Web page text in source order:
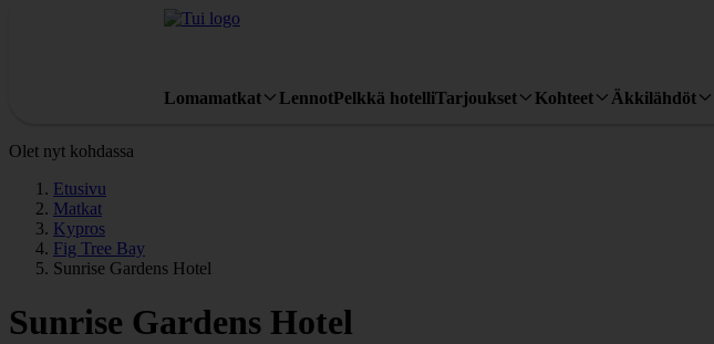
Lomamatkat LennotPelkkä hotelliTarjoukset Kohteet Äkkilähdöt
Olet nyt kohdassa
Etusivu
Matkat
Kypros
Fig Tree Bay
Sunrise Gardens Hotel
Sunrise Gardens Hotel